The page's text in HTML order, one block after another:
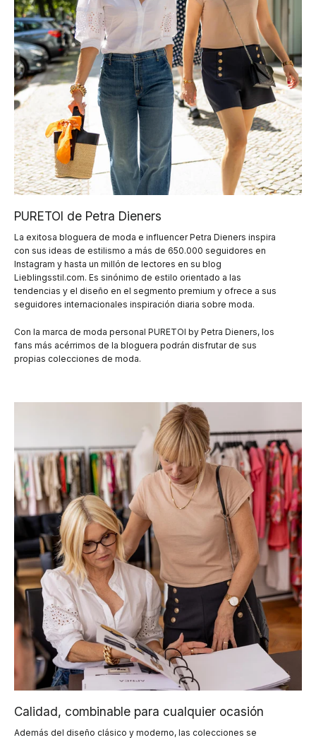
PURETOI de Petra Dieners
La exitosa bloguera de moda e influencer Petra Dieners inspira
con sus ideas de estilismo a más de 650.000 seguidores en
Instagram y hasta un millón de lectores en su blog
Lieblingsstil.com. Es sinónimo de estilo orientado a las
tendencias y el diseño en el segmento premium y ofrece a sus
seguidores internacionales inspiración diaria sobre moda.
Con la marca de moda personal PURETOI by Petra Dieners, los
fans más acérrimos de la bloguera podrán disfrutar de sus
propias colecciones de moda.
Calidad, combinable para cualquier ocasión
Además del diseño clásico y moderno, las colecciones se